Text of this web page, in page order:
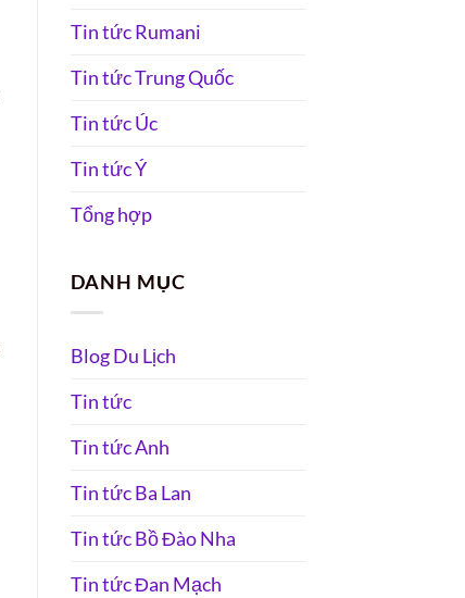
Tin tức Rumani
Tin tức Trung Quốc
Tin tức Úc
Tin tức Ý
Tổng hợp
DANH MỤC
Blog Du Lịch
Tin tức
Tin tức Anh
Tin tức Ba Lan
Tin tức Bồ Đào Nha
Tin tức Đan Mạch